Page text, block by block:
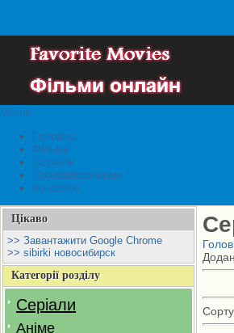
Меню
Головна
Фільми
Серіали
Правовласникам
Контакти
Цікаво
>> Завантажити Google Chrome
>> sibirki новосибирск
Категорії розділу
Серіали
Аніме